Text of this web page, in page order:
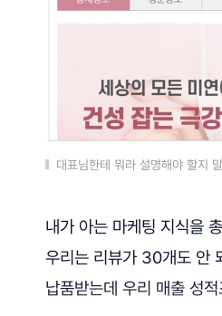
대표님한테 뭐라 설명해야 할지
내가 아는 마케팅 지식을
우리는 리뷰가 30개도 안
납품받는데 우리 매출 성